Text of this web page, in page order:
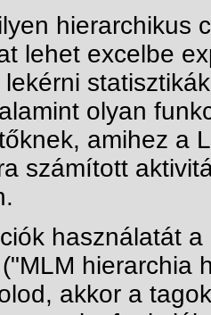
hierarchikus
lehet excelbe
olyan
amihez a
számított
használatát
hierarchia
akkor a